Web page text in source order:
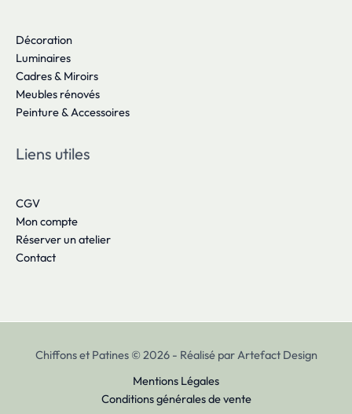
Décoration
Luminaires
Cadres & Miroirs
Meubles rénovés
Peinture & Accessoires
Liens utiles
CGV
Mon compte
Réserver un atelier
Contact
Chiffons et Patines © 2026 - Réalisé par Artefact Design
Mentions Légales
Conditions générales de vente